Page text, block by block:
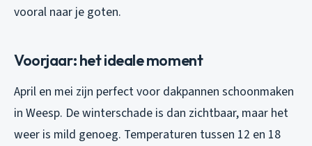
vooral naar je goten.
Voorjaar: het ideale moment
April en mei zijn perfect voor dakpannen schoonmaken
in Weesp. De winterschade is dan zichtbaar, maar het
weer is mild genoeg. Temperaturen tussen 12 en 18